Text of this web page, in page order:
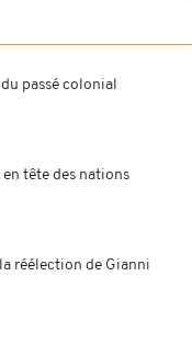
passé colonial
tête des nations
réélection de Gianni